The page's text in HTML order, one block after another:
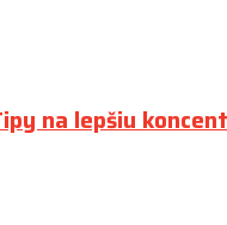
na lepšiu